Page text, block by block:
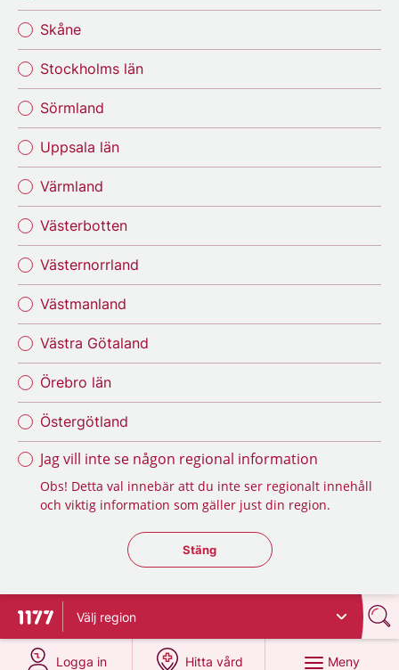
Skåne
Stockholms län
Sörmland
Uppsala län
Värmland
Västerbotten
Västernorrland
Västmanland
Västra Götaland
Örebro län
Östergötland
Jag vill inte se någon regional information
Obs! Detta val innebär att du inte ser regionalt innehåll
och viktig information som gäller just din region.
Stäng regionsväljaren
Stäng
Till startsidan för 1177
Välj region
Logga in
på 1177.se
Hitta vård
på 1177.se
Meny